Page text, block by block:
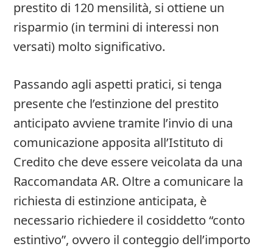
prestito di 120 mensilità, si ottiene un
risparmio (in termini di interessi non
versati) molto significativo.
Passando agli aspetti pratici, si tenga
presente che l’estinzione del prestito
anticipato avviene tramite l’invio di una
comunicazione apposita all’Istituto di
Credito che deve essere veicolata da una
Raccomandata AR. Oltre a comunicare la
richiesta di estinzione anticipata, è
necessario richiedere il cosiddetto “conto
estintivo”, ovvero il conteggio dell’importo